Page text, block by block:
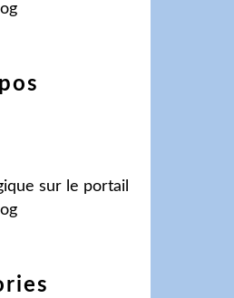
sur le portail